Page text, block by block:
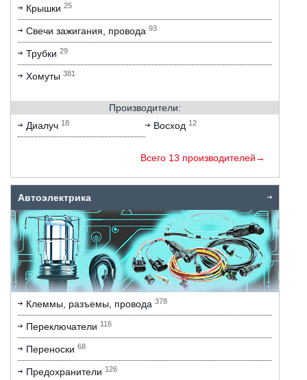
Крышки 25
Свечи зажигания, провода 93
Трубки 29
Хомуты 381
Производители:
Диалуч 18 Восход 12
Всего 13 производителей→
Автоэлектрика
Клеммы, разъемы, провода 378
Переключатели 116
Переноски 68
Предохранители 126